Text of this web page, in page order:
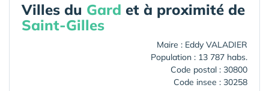
Villes du Gard et à proximité de
Saint-Gilles
Maire : Eddy VALADIER
Population : 13 787 habs.
Code postal : 30800
Code insee : 30258